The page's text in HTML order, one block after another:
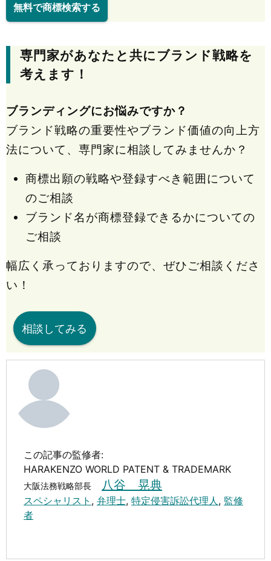
無料で商標検索する
専門家があなたと共にブランド戦略を
考えます！
ブランディングにお悩みですか？
ブランド戦略の重要性やブランド価値の向上方
法について、専門家に相談してみませんか？
商標出願の戦略や登録すべき範囲について
のご相談
ブランド名が商標登録できるかについての
ご相談
幅広く承っておりますので、ぜひご相談くださ
い！
相談してみる
この記事の監修者:
HARAKENZO WORLD PATENT & TRADEMARK
大阪法務戦略部長 八谷 晃典
スペシャリスト , 弁理士, 特定侵害訴訟代理人, 監修
者